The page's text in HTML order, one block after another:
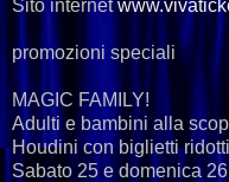
Sito internet
promozioni speciali
MAGIC FAMILY!
Adulti e bambini alla
Houdini con biglietti
Sabato 25 e domenica